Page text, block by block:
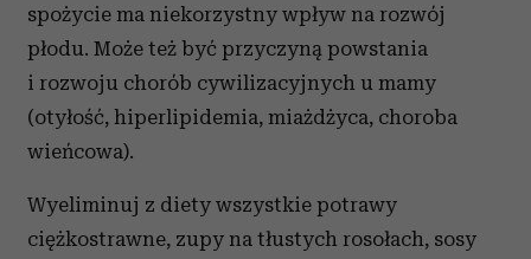
spożycie ma niekorzystny wpływ na rozwój
płodu. Może też być przyczyną powstania
i rozwoju chorób cywilizacyjnych u mamy
(otyłość, hiperlipidemia, miażdżyca, choroba
wieńcowa).
Wyeliminuj z diety wszystkie potrawy
ciężkostrawne, zupy na tłustych rosołach, sosy